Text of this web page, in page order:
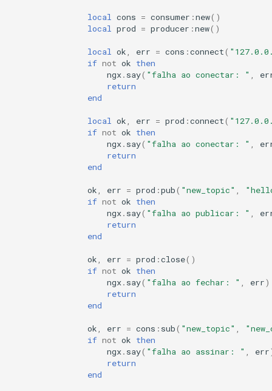
encrypted-session
local cons = consumer :new()
local
prod = producer :new()
local ok err = cons :connect(
if not ok then
ngx. say( "falha ao conectar: "
return
end
local ok err = prod :connect(
if not ok then
ngx. say( "falha ao conectar: "
return
end
ok err = prod :pub( "new_topic"
if not ok then
ngx. say( "falha ao publicar: "
return
end
ok err = prod :close()
if not ok then
ngx. say( "falha ao fechar: " err)
return
end
ok err = cons : sub( "new_topic"
if not ok then
ngx. say( "falha ao assinar: " err
return
end